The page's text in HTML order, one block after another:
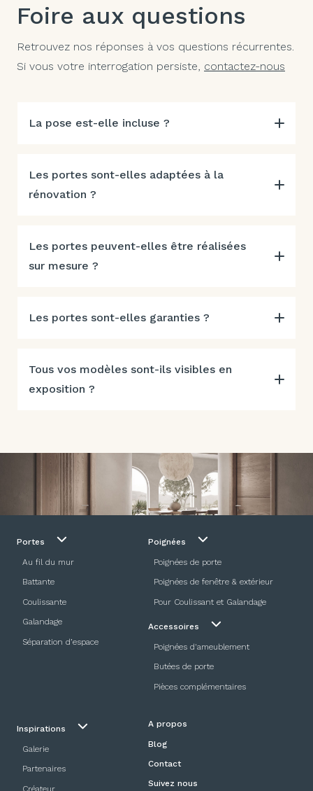
Foire aux questions
Retrouvez nos réponses à vos questions récurrentes.
Si vous votre interrogation persiste, contactez-nous
La pose est-elle incluse ?
Les portes sont-elles adaptées à la
rénovation ?
Les portes peuvent-elles être réalisées
sur mesure ?
Les portes sont-elles garanties ?
Tous vos modèles sont-ils visibles en
exposition ?
Portes
Au fil du mur
Battante
Coulissante
Galandage
Séparation d’espace
Poignées
Poignées de porte
Poignées de fenêtre & extérieur
Pour Coulissant et Galandage
Accessoires
Poignées d'ameublement
Butées de porte
Pièces complémentaires
Inspirations
Galerie
Partenaires
Créateur
A propos
Blog
Contact
Suivez nous